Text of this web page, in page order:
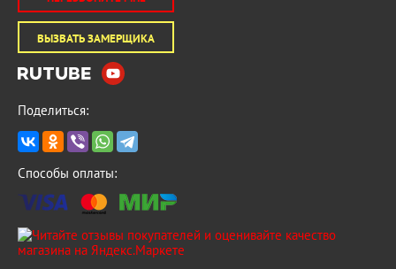
ВЫЗВАТЬ ЗАМЕРЩИКА
Поделиться:
Способы оплаты: